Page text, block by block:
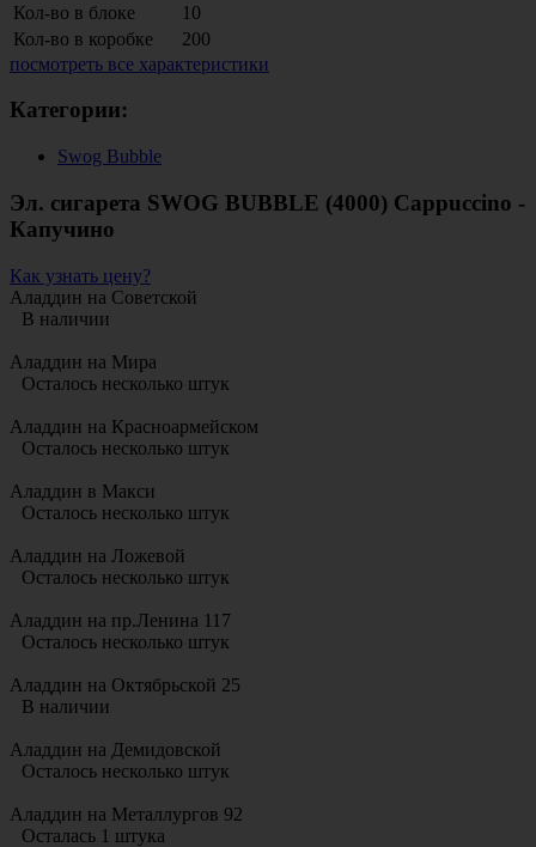
Кол-во в блоке
10
Кол-во в коробке
200
посмотреть все характеристики
Категории:
Swog Bubble
Эл. сигарета SWOG BUBBLE (4000) Cappuccino -
Капучино
Как узнать цену?
Аладдин на Советской
В наличии
Аладдин на Мира
Осталось несколько штук
Аладдин на Красноармейском
Осталось несколько штук
Аладдин в Макси
Осталось несколько штук
Аладдин на Ложевой
Осталось несколько штук
Аладдин на пр.Ленина 117
Осталось несколько штук
Аладдин на Октябрьской 25
В наличии
Аладдин на Демидовской
Осталось несколько штук
Аладдин на Металлургов 92
Осталась 1 штука